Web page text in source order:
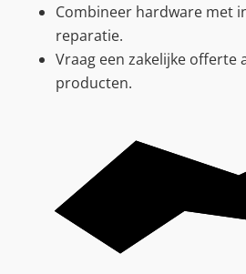
Combineer hardware met
reparatie.
Vraag een zakelijke offerte
producten.